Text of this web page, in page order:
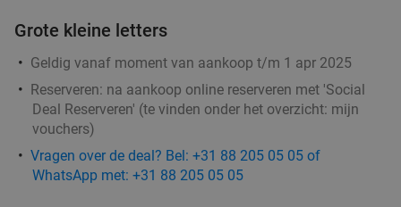
Grote kleine letters
Geldig vanaf moment van aankoop t/m 1 apr 2025
Reserveren: na aankoop online reserveren met 'Social
Deal Reserveren' (te vinden onder het overzicht: mijn
vouchers)
Vragen over de deal? Bel: +31 88 205 05 05 of
WhatsApp met: +31 88 205 05 05